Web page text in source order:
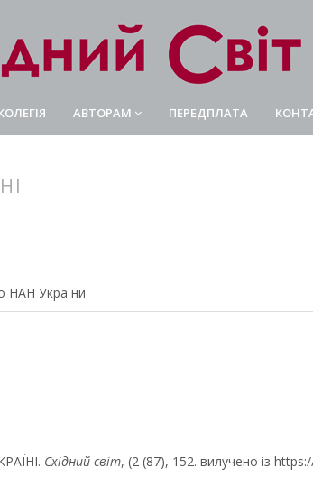
АВТОРАМ ПЕРЕДПЛАТА
НАН України
Східний світ, (2 (87), 152. вилучено із